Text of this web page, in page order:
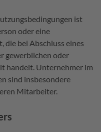
ist
oder eine
die bei Abschluss eines
gewerblichen oder
handelt. Unternehmer im
sind insbesondere
Mitarbeiter.